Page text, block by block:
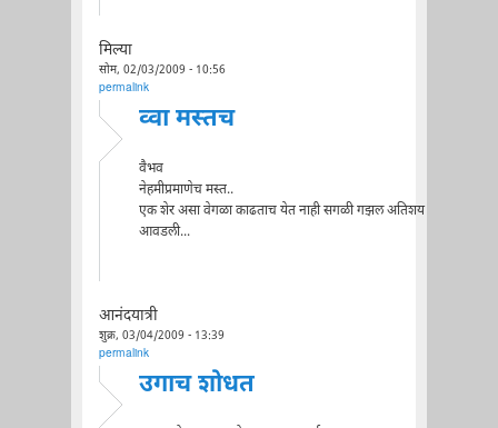
मिल्या
सोम, 02/03/2009 - 10:56
permalink
व्वा मस्तच
वैभव
नेहमीप्रमाणेच मस्त..
एक शेर असा वेगळा काढताच येत नाही सगळी गझल अतिशय
आवडली...
आनंदयात्री
शुक्र, 03/04/2009 - 13:39
permalink
उगाच शोधत